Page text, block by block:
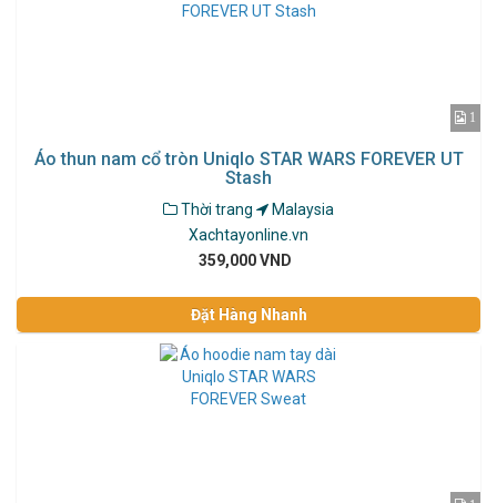
1
Áo thun nam cổ tròn Uniqlo STAR WARS FOREVER UT
Stash
Thời trang
Malaysia
Xachtayonline.vn
359,000 VND
Đặt Hàng Nhanh